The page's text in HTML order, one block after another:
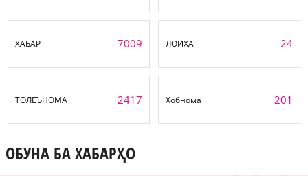
ХАБАР 7009 ЛОИҲА 24
ТОЛЕЪНОМА 2417 Хобнома 201
ОБУНА БА ХАБАРҲО